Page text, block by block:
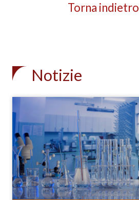
Torna indietro
Notizie